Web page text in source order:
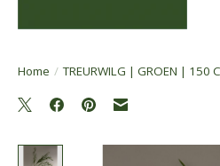
Home / TREURWILG | GROEN | 150
Product image